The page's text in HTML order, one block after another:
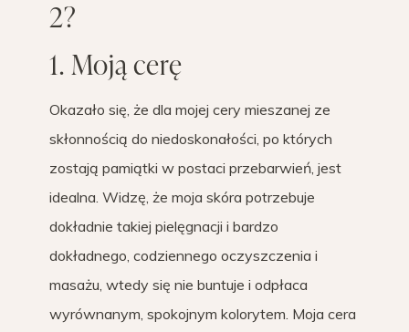
2?
1. Moją cerę
Okazało się, że dla mojej cery mieszanej ze
skłonnością do niedoskonałości, po których
zostają pamiątki w postaci przebarwień, jest
idealna. Widzę, że moja skóra potrzebuje
dokładnie takiej pielęgnacji i bardzo
dokładnego, codziennego oczyszczenia i
masażu, wtedy się nie buntuje i odpłaca
wyrównanym, spokojnym kolorytem. Moja cera